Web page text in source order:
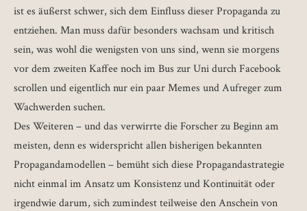
ist es äußerst schwer, sich dem Einfluss dieser Propaganda zu
entziehen. Man muss dafür besonders wachsam und kritisch
sein, was wohl die wenigsten von uns sind, wenn sie morgens
vor dem zweiten Kaffee noch im Bus zur Uni durch Facebook
scrollen und eigentlich nur ein paar Memes und Aufreger zum
Wachwerden suchen.
Des Weiteren – und das verwirrte die Forscher zu Beginn am
meisten, denn es widerspricht allen bisherigen bekannten
Propagandamodellen – bemüht sich diese Propagandastrategie
nicht einmal im Ansatz um Konsistenz und Kontinuität oder
irgendwie darum, sich zumindest teilweise den Anschein von